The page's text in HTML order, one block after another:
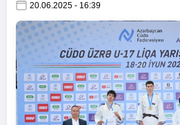
20.06.2025 - 16:39